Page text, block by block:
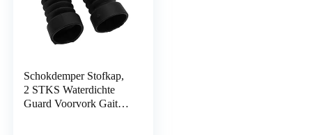
Schokdemper Stofkap,
2 STKS Waterdichte
Guard Voorvork Gaiter